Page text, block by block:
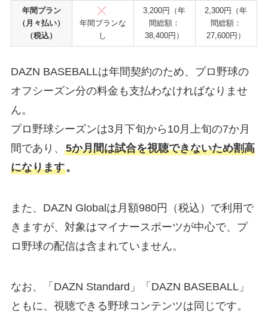
年間プラン
（月々払い）
（税込）
年間プランな
し
3,200円（年
間総額：
38,400円）
2,300円（年
間総額：
27,600円）
DAZN BASEBALLは年間契約のため、プロ野球の
オフシーズン分の料金も支払わなければなりませ
ん。
プロ野球シーズンは3月下旬から10月上旬の7か月
間であり、 5か月間は試合を視聴できないため割高
になります。
また、DAZN Globalは月額980円（税込）で利用で
きますが、対象はマイナースポーツが中心で、プ
ロ野球の配信は含まれていません。
なお、「DAZN Standard」「DAZN BASEBALL」
ともに、視聴できる野球コンテンツは同じです。